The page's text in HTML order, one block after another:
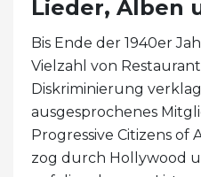
Lieder, Alben
Bis Ende der 1940er
Vielzahl von
Diskriminierung
ausgesprochenes
Progressive Citizens of
zog durch Hollywood